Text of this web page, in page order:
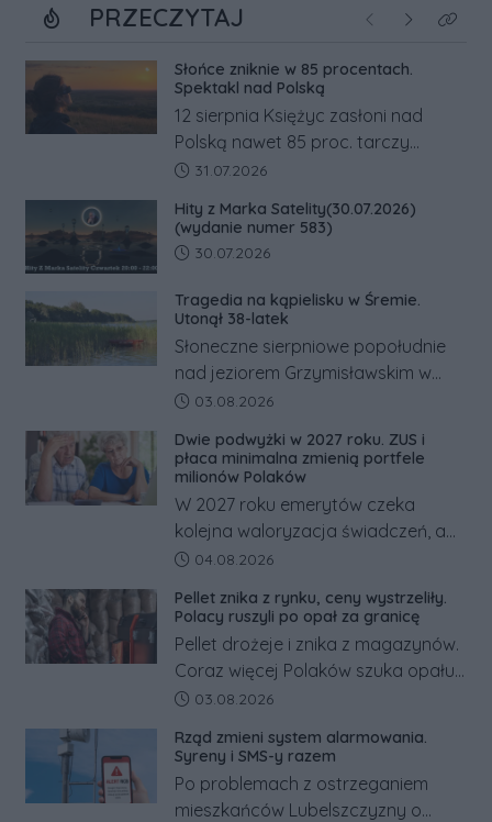
PRZECZYTAJ Poprzednie
NastępneKliknij
Słońce zniknie w 85 procentach.
Spektakl nad Polską
12 sierpnia Księżyc zasłoni nad
Polską nawet 85 proc. tarczy
Słońca. Największe zaćmienie od 27
zachodem.
Data dodania artykułu:
31.07.2026
Hity z Marka Satelity(30.07.2026)
(wydanie numer 583)
Data dodania artykułu:
30.07.2026
Tragedia na kąpielisku w Śremie.
Utonął 38-latek
Słoneczne sierpniowe popołudnie
nad jeziorem Grzymisławskim w
powiecie śremskim zakończyło się
odwrócić nawet natychmiastowe
działania służb ratunkowych.
Data dodania artykułu:
03.08.2026
Dwie podwyżki w 2027 roku. ZUS i
płaca minimalna zmienią portfele
milionów Polaków
W 2027 roku emerytów czeka
kolejna waloryzacja świadczeń, a
pracowników podwyżka płacy
tym zmianom zyskają.
Data dodania artykułu:
04.08.2026
Pellet znika z rynku, ceny wystrzeliły.
Polacy ruszyli po opał za granicę
Pellet drożeje i znika z magazynów.
Coraz więcej Polaków szuka opału
za granicą, gdzie bywa nawet
Co się dzieje?
Data dodania artykułu:
03.08.2026
Rząd zmieni system alarmowania.
Syreny i SMS-y razem
Po problemach z ostrzeganiem
mieszkańców Lubelszczyzny o